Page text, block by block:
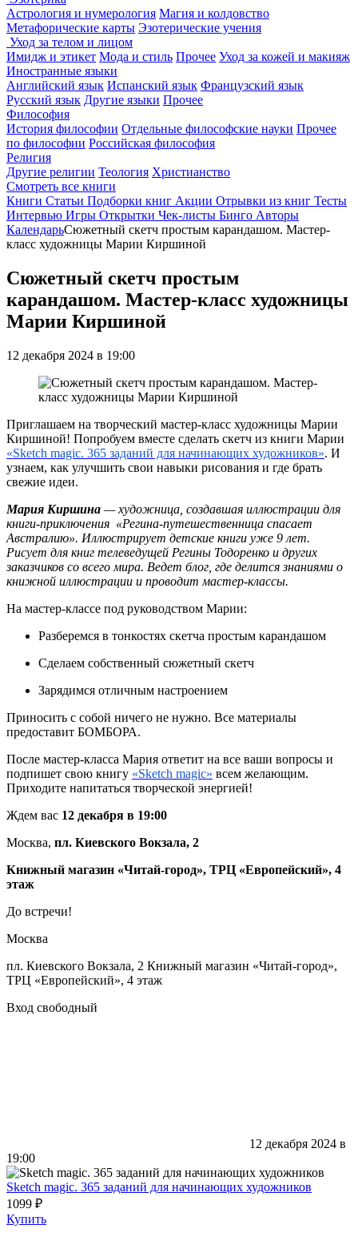
Астрология и нумерология Магия и колдовство
Метафорические карты Эзотерические учения
Уход за телом и лицом
Имидж и этикет Мода и стиль Прочее Уход за кожей и макияж
Иностранные языки
Английский язык Испанский язык Французский язык
Русский язык Другие языки Прочее
Философия
История философии Отдельные философские науки Прочее
по философии Российская философия
Религия
Другие религии Теология Христианство
Смотреть все книги
Книги Статьи Подборки книг Акции Отрывки из книг Тесты
Интервью Игры Открытки Чек-листы Бинго Авторы
КалендарьСюжетный скетч простым карандашом. Мастер-
класс художницы Марии Киршиной
Сюжетный скетч простым
карандашом. Мастер-класс художницы
Марии Киршиной
12 декабря 2024 в 19:00
Приглашаем на творческий мастер-класс художницы Марии
Киршиной! Попробуем вместе сделать скетч из книги Марии
«Sketch magic. 365 заданий для начинающих художников». И
узнаем, как улучшить свои навыки рисования и где брать
свежие идеи.
Мария Киршина — художница, создавшая иллюстрации для
книги-приключения «Регина-путешественница спасает
Австралию». Иллюстрирует детские книги уже 9 лет.
Рисует для книг телеведущей Регины Тодоренко и других
заказчиков со всего мира. Ведет блог, где делится знаниями о
книжной иллюстрации и проводит мастер-классы.
На мастер-классе под руководством Марии:
Разберемся в тонкостях скетча простым карандашом
Сделаем собственный сюжетный скетч
Зарядимся отличным настроением
Приносить с собой ничего не нужно. Все материалы
предоставит БОМБОРА.
После мастер-класса Мария ответит на все ваши вопросы и
подпишет свою книгу «Sketch magic» всем желающим.
Приходите напитаться творческой энергией!
Ждем вас 12 декабря в 19:00
Москва, пл. Киевского Вокзала, 2
Книжный магазин «Читай-город», ТРЦ «Европейский», 4
этаж
До встречи!
Москва
пл. Киевского Вокзала, 2 Книжный магазин «Читай-город»,
ТРЦ «Европейский», 4 этаж
Вход свободный
12 декабря 2024 в
19:00
Sketch magic. 365 заданий для начинающих художников
1099 ₽
Купить